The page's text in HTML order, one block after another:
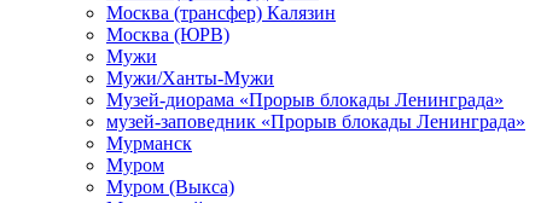
Москва (трансфер) Калязин
Москва (ЮРВ)
Мужи
Мужи/Ханты-Мужи
Музей-диорама «Прорыв блокады Ленинграда»
музей-заповедник «Прорыв блокады Ленинграда»
Мурманск
Муром
Муром (Выкса)